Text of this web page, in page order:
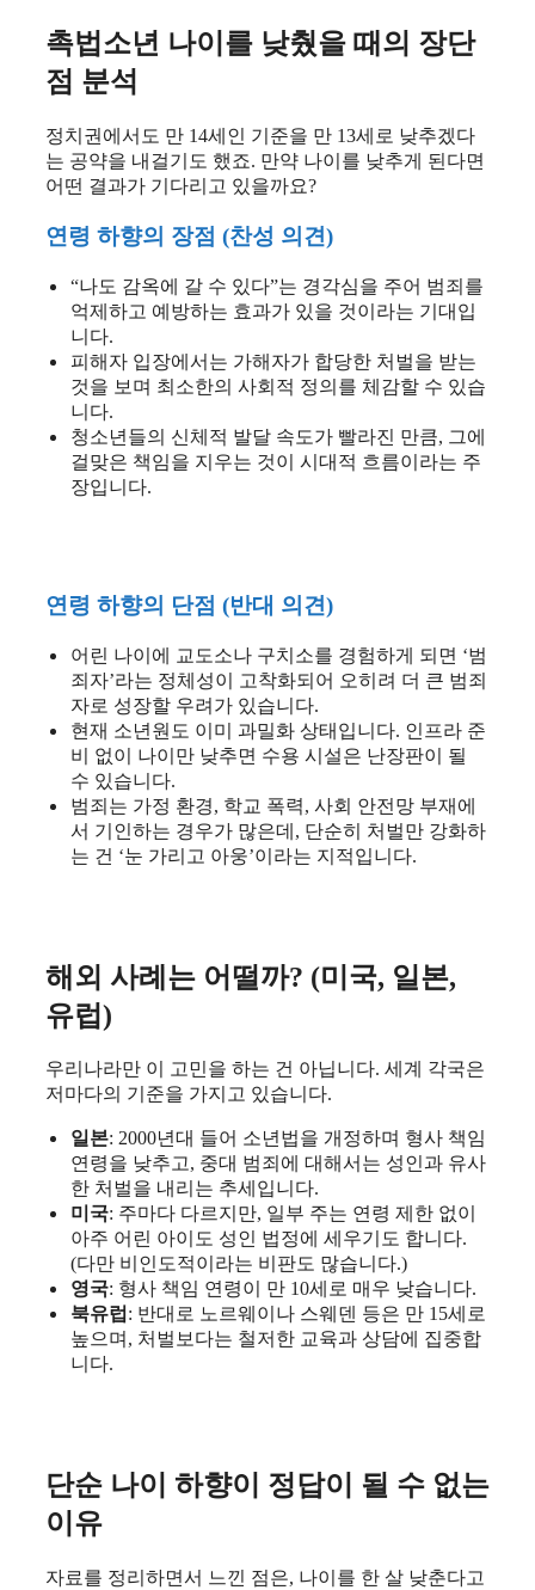
촉법소년 나이를 낮췄을 때의 장단
점 분석
정치권에서도 만 14세인 기준을 만 13세로 낮추겠다
는 공약을 내걸기도 했죠. 만약 나이를 낮추게 된다면
어떤 결과가 기다리고 있을까요?
연령 하향의 장점 (찬성 의견)
“나도 감옥에 갈 수 있다”는 경각심을 주어 범죄를
억제하고 예방하는 효과가 있을 것이라는 기대입
니다.
피해자 입장에서는 가해자가 합당한 처벌을 받는
것을 보며 최소한의 사회적 정의를 체감할 수 있습
니다.
청소년들의 신체적 발달 속도가 빨라진 만큼, 그에
걸맞은 책임을 지우는 것이 시대적 흐름이라는 주
장입니다.
연령 하향의 단점 (반대 의견)
어린 나이에 교도소나 구치소를 경험하게 되면 ‘범
죄자’라는 정체성이 고착화되어 오히려 더 큰 범죄
자로 성장할 우려가 있습니다.
현재 소년원도 이미 과밀화 상태입니다. 인프라 준
비 없이 나이만 낮추면 수용 시설은 난장판이 될
수 있습니다.
범죄는 가정 환경, 학교 폭력, 사회 안전망 부재에
서 기인하는 경우가 많은데, 단순히 처벌만 강화하
는 건 ‘눈 가리고 아웅’이라는 지적입니다.
해외 사례는 어떨까? (미국, 일본,
유럽)
우리나라만 이 고민을 하는 건 아닙니다. 세계 각국은
저마다의 기준을 가지고 있습니다.
일본: 2000년대 들어 소년법을 개정하며 형사 책임
연령을 낮추고, 중대 범죄에 대해서는 성인과 유사
한 처벌을 내리는 추세입니다.
미국: 주마다 다르지만, 일부 주는 연령 제한 없이
아주 어린 아이도 성인 법정에 세우기도 합니다.
(다만 비인도적이라는 비판도 많습니다.)
영국: 형사 책임 연령이 만 10세로 매우 낮습니다.
북유럽 : 반대로 노르웨이나 스웨덴 등은 만 15세로
높으며, 처벌보다는 철저한 교육과 상담에 집중합
니다.
단순 나이 하향이 정답이 될 수 없는
이유
자료를 정리하면서 느낀 점은, 나이를 한 살 낮춘다고